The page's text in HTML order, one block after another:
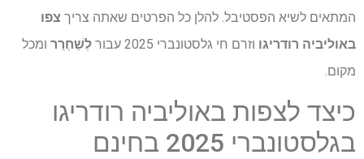
המתאים לשיא הפסטיבל. להלן כל הפרטים שאתה צריך צפו
באוליביה רודריגו וזרם חי גלסטונברי 2025 עבור לְשַׁחְרֵר ומכל
מקום.
כיצד לצפות באוליביה רודריגו
בגלסטונברי 2025 בחינם